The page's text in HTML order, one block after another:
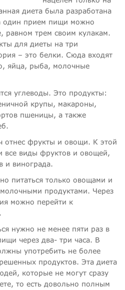
диета была разработана
один прием пищи можно
равном трем своим кулакам.
для диеты на три
– это белки. Сюда входят
яйца, рыба, молочные
углеводы. Это продукты:
крупы, макароны,
пшеницы, а также
отнес фрукты и овощи. К этой
все виды фруктов и овощей,
и винограда.
питаться только овощами и
продуктами. Через
можно перейти к
нужно не менее пяти раз в
через два- три часа. В
употребить не более
продуктов. Эта диета
которые не могут сразу
то есть довольно полным